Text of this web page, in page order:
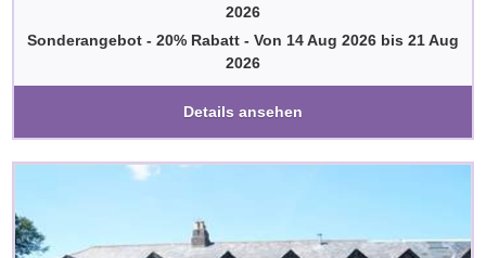
2026
Sonderangebot - 20% Rabatt - Von 14 Aug 2026 bis 21 Aug
2026
Details ansehen